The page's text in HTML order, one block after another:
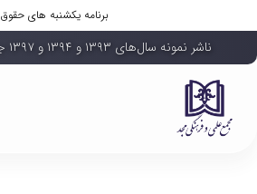
برنامه یکشنبه های حقوق
ناشر نمونه سال‌های ۱۳۹۳ و ۱۳۹۴ و ۱۳۹۷ جمهوری اسلامی ایران